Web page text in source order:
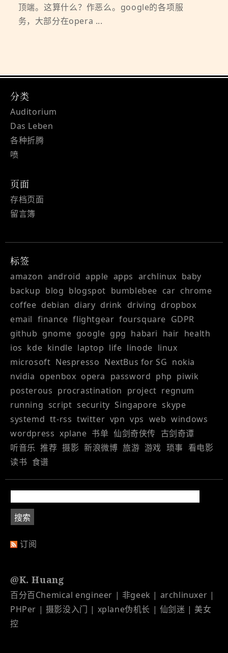
顶端。这算什么？作恶么。google的各项服
务，大部分在opera ...
分类
Auditorium
Das Leben
各种折腾
喷
页面
存档页面
留言簿
标签
amazon android apple apps archlinux baby
backup blog blogspot bumblebee car chrome
coffee debian diary drink driving dropbox
email finance flightgear foursquare GDPR
github gnome google gpg habari hair health
ios kde kindle laptop life linode linux
microsoft Nespresso NextBus for SG nokia
nvidia openbox opera password php piwik
posterous procrastination project regnum
running script security Singapore skype
systemd tt-rss twitter vpn vps web windows
wordpress xplane 书单 仙剑奇侠传 古剑奇谭
听音乐 推荐 摄影 新浪微博 旅游 游戏 琐事 看电影
读书 食谱
订阅
@K. Huang
百分百Chemical engineer | 非geek | archlinuxer |
PHPer | 摄影没入门 | xplane伪机长 | 仙剑迷 | 美女
控